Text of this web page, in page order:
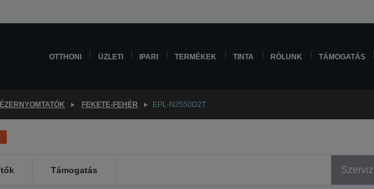
OTTHONI ÜZLETI IPARI TERMÉKEK TINTA RÓLUNK TÁMOGATÁS
FEKETE-FEHÉR EPL-N2550D2T
Támogatás